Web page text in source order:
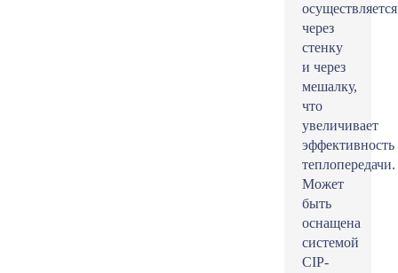
осуществляется
через
стенку
и через
мешалку,
что
увеличивает
эффективность
теплопередачи.
Может
быть
оснащена
системой
CIP-